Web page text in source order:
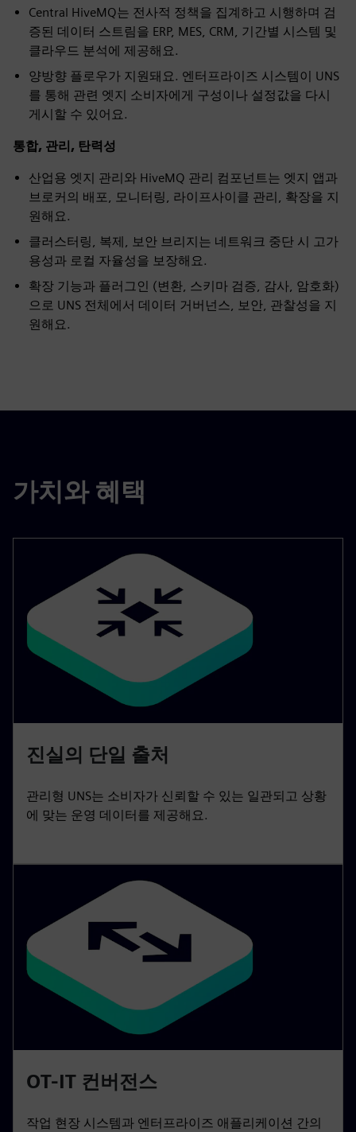
Central HiveMQ는 전사적 정책을 집계하고 시행하며 검
증된 데이터 스트림을 ERP, MES, CRM, 기간별 시스템 및
클라우드 분석에 제공해요.
양방향 플로우가 지원돼요. 엔터프라이즈 시스템이 UNS
를 통해 관련 엣지 소비자에게 구성이나 설정값을 다시
게시할 수 있어요.
통합, 관리, 탄력성
산업용 엣지 관리와 HiveMQ 관리 컴포넌트는 엣지 앱과
브로커의 배포, 모니터링, 라이프사이클 관리, 확장을 지
원해요.
클러스터링, 복제, 보안 브리지는 네트워크 중단 시 고가
용성과 로컬 자율성을 보장해요.
확장 기능과 플러그인 (변환, 스키마 검증, 감사, 암호화)
으로 UNS 전체에서 데이터 거버넌스, 보안, 관찰성을 지
원해요.
가치와 혜택
진실의 단일 출처
관리형 UNS는 소비자가 신뢰할 수 있는 일관되고 상황
에 맞는 운영 데이터를 제공해요.
OT-IT 컨버전스
작업 현장 시스템과 엔터프라이즈 애플리케이션 간의